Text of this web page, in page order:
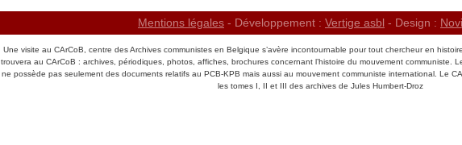
Mentions légales - Développement : Vertige asbl - Design :
Une visite au CArCoB, centre des Archives communistes en Belgique s’avère incontournable pour tout chercheur en
trouvera au CArCoB : archives, périodiques, photos, affiches, brochures concernant l’histoire du mouvement communiste.
ne possède pas seulement des documents relatifs au PCB-KPB mais aussi au mouvement communiste international. Le
les tomes I, II et III des archives de Jules Humbert-Droz